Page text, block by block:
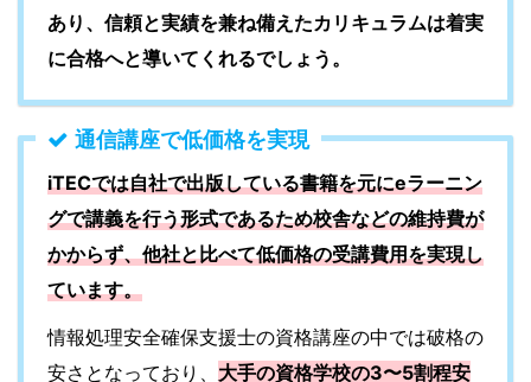
あり、信頼と実績を兼ね備えたカリキュラムは着実
に合格へと導いてくれるでしょう。
通信講座で低価格を実現
iTECでは自社で出版している書籍を元にeラーニン
グで講義を行う形式であるため校舎などの維持費が
かからず、他社と比べて低価格の受講費用を実現し
ています。
情報処理安全確保支援士の資格講座の中では破格の
安さとなっており、 大手の資格学校の3〜5割程安